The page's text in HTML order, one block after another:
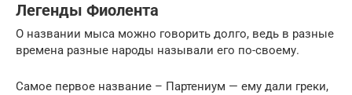
Легенды Фиолента
О названии мыса можно говорить долго, ведь в разные
времена разные народы называли его по-своему.
Самое первое название – Партениум — ему дали греки,